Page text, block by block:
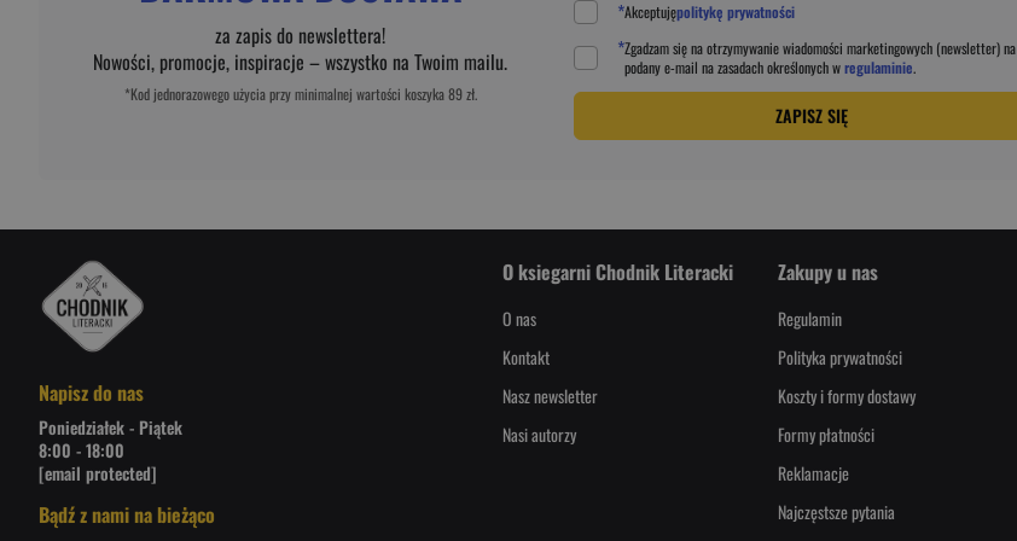
za zapis do newslettera!
Nowości, promocje, inspiracje – wszystko na Twoim mailu.
*Kod jednorazowego użycia przy minimalnej wartości koszyka 89 zł.
*Akceptujępolitykę prywatności
*Zgadzam się na otrzymywanie wiadomości marketingowych (newsletter) na
podanye-mail na zasadach określonych wregulaminie.
ZAPISZ SIĘ
Napisz do nas
Poniedziałek - Piątek
8:00 - 18:00
[email protected]
Bądź z nami na bieżąco
O ksiegarni Chodnik Literacki
O nas
Kontakt
Nasz newsletter
Nasi autorzy
Zakupy u nas
Regulamin
Polityka prywatności
Koszty i formy dostawy
Formy płatności
Reklamacje
Najczęstsze pytania